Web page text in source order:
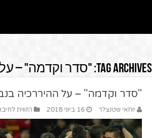
Tag Archives: "סדר וקדמה" –
"סדר וקדמה" – על ההיררכיה
יוחאי שטנצלר 16 ביוני 2018 הזווית